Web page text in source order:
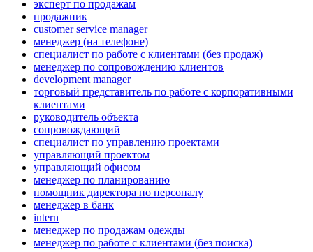
эксперт по продажам
продажник
customer service manager
менеджер (на телефоне)
специалист по работе с клиентами (без продаж)
менеджер по сопровождению клиентов
development manager
торговый представитель по работе с корпоративными
клиентами
руководитель объекта
сопровождающий
специалист по управлению проектами
управляющий проектом
управляющий офисом
менеджер по планированию
помощник директора по персоналу
менеджер в банк
intern
менеджер по продажам одежды
менеджер по работе с клиентами (без поиска)